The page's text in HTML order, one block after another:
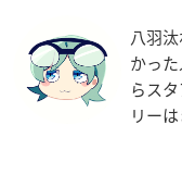
八羽
かっ
らス
リー